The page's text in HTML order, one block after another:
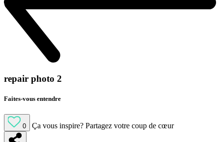
repair photo 2
Faites-vous entendre
0 Ça vous inspire? Partagez votre coup de cœur